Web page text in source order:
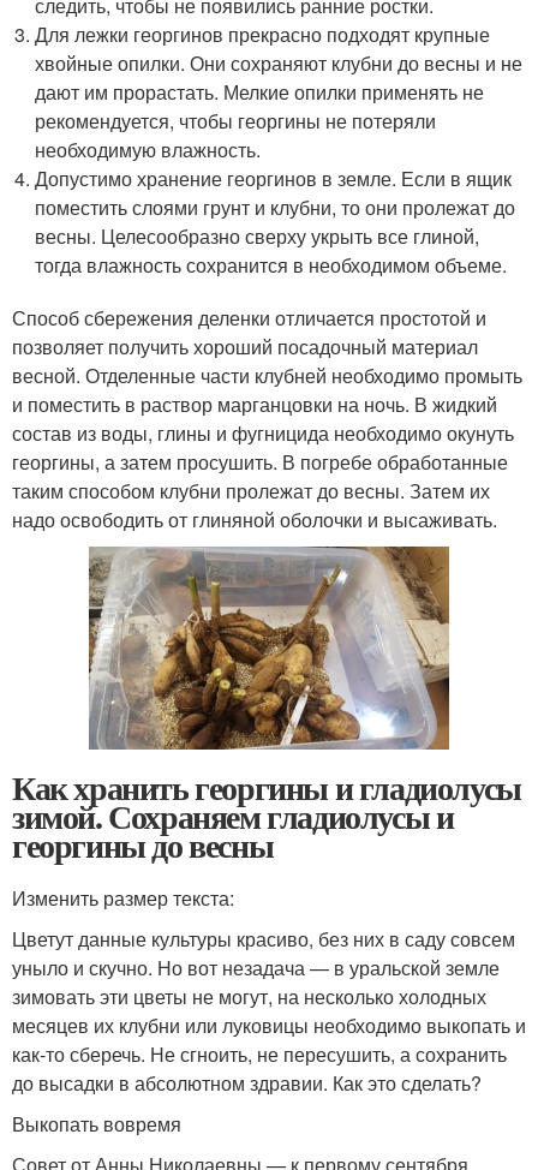
Для лежки георгинов прекрасно подходят крупные
хвойные опилки. Они сохраняют клубни до весны и не
дают им прорастать. Мелкие опилки применять не
рекомендуется, чтобы георгины не потеряли
необходимую влажность.
Допустимо хранение георгинов в земле. Если в ящик
поместить слоями грунт и клубни, то они пролежат до
весны. Целесообразно сверху укрыть все глиной,
тогда влажность сохранится в необходимом объеме.
Способ сбережения деленки отличается простотой и
позволяет получить хороший посадочный материал
весной. Отделенные части клубней необходимо промыть
и поместить в раствор марганцовки на ночь. В жидкий
состав из воды, глины и фугницида необходимо окунуть
георгины, а затем просушить. В погребе обработанные
таким способом клубни пролежат до весны. Затем их
надо освободить от глиняной оболочки и высаживать.
Как хранить георгины и гладиолусы
зимой. Сохраняем гладиолусы и
георгины до весны
Изменить размер текста:
Цветут данные культуры красиво, без них в саду совсем
уныло и скучно. Но вот незадача — в уральской земле
зимовать эти цветы не могут, на несколько холодных
месяцев их клубни или луковицы необходимо выкопать и
как-то сберечь. Не сгноить, не пересушить, а сохранить
до высадки в абсолютном здравии. Как это сделать?
Выкопать вовремя